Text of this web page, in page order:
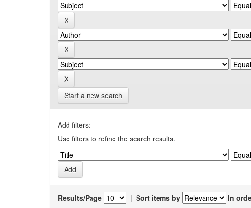
Start a new search
Add filters:
Use filters to refine the search results.
Results/Page | Sort items by In